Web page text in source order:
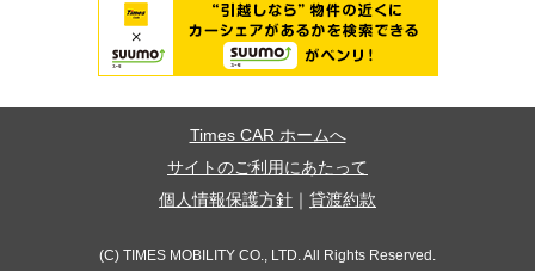
Times CAR ホームへ
サイトのご利用にあたって
個人情報保護方針
貸渡約款
(C) TIMES MOBILITY CO., LTD. All Rights Reserved.